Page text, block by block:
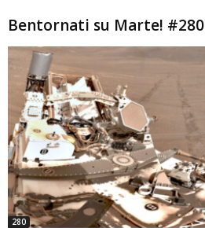
Bentornati su Marte! #280
280